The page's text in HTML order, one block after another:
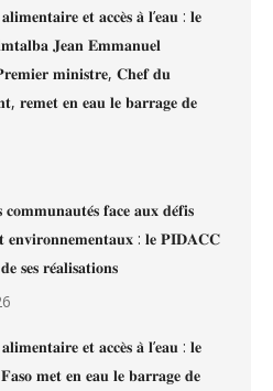
𝐞𝐭 𝐚𝐜𝐜𝐞̀𝐬 𝐚̀ 𝐥’𝐞𝐚𝐮 : 𝐥𝐞
𝐉𝐞𝐚𝐧 𝐄𝐦𝐦𝐚𝐧𝐮𝐞𝐥
𝐦𝐢𝐧𝐢𝐬𝐭𝐫𝐞, 𝐂𝐡𝐞𝐟 𝐝𝐮
𝐫𝐞𝐦𝐞𝐭 𝐞𝐧 𝐞𝐚𝐮 𝐥𝐞 𝐛𝐚𝐫𝐫𝐚𝐠𝐞 𝐝𝐞
𝐜𝐨𝐦𝐦𝐮𝐧𝐚𝐮𝐭𝐞́𝐬 𝐟𝐚𝐜𝐞 𝐚𝐮𝐱 𝐝𝐞́𝐟𝐢𝐬
𝐞𝐧𝐯𝐢𝐫𝐨𝐧𝐧𝐞𝐦𝐞𝐧𝐭𝐚𝐮𝐱 : 𝐥𝐞 𝐏𝐈𝐃𝐀𝐂𝐂
𝐬𝐞𝐬 𝐫𝐞́𝐚𝐥𝐢𝐬𝐚𝐭𝐢𝐨𝐧𝐬
𝐞𝐭 𝐚𝐜𝐜𝐞̀𝐬 𝐚̀ 𝐥’𝐞𝐚𝐮 : 𝐥𝐞
𝐦𝐞𝐭 𝐞𝐧 𝐞𝐚𝐮 𝐥𝐞 𝐛𝐚𝐫𝐫𝐚𝐠𝐞 𝐝𝐞